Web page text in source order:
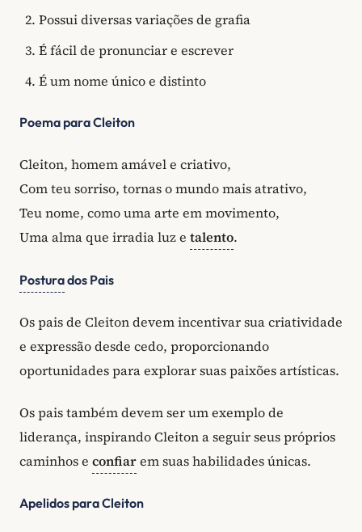
Possui diversas variações de grafia
É fácil de pronunciar e escrever
É um nome único e distinto
Poema para Cleiton
Cleiton, homem amável e criativo,
Com teu sorriso, tornas o mundo mais atrativo,
Teu nome, como uma arte em movimento,
Uma alma que irradia luz e talento.
Posturados Pais
Os pais de Cleiton devem incentivar sua criatividade
e expressão desde cedo, proporcionando
oportunidades para explorar suas paixões artísticas.
Os pais também devem ser um exemplo de
liderança, inspirando Cleiton a seguir seus próprios
caminhos e confiarem suas habilidades únicas.
Apelidos para Cleiton